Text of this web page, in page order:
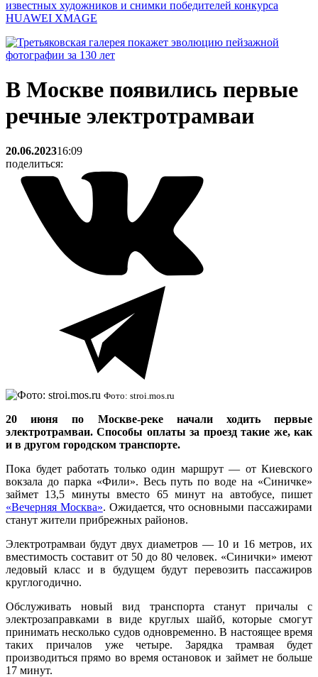
известных художников и снимки победителей конкурса
HUAWEI XMAGE
В Москве появились первые
речные электротрамваи
20.06.202316:09
поделиться:
Фото: stroi.mos.ru
20 июня по Москве-реке начали ходить первые
электротрамваи. Способы оплаты за проезд такие же, как
и в другом городском транспорте.
Пока будет работать только один маршрут — от Киевского
вокзала до парка «Фили». Весь путь по воде на «Синичке»
займет 13,5 минуты вместо 65 минут на автобусе, пишет
«Вечерняя Москва». Ожидается, что основными пассажирами
станут жители прибрежных районов.
Электротрамваи будут двух диаметров — 10 и 16 метров, их
вместимость составит от 50 до 80 человек. «Синички» имеют
ледовый класс и в будущем будут перевозить пассажиров
круглогодично.
Обслуживать новый вид транспорта станут причалы с
электрозаправками в виде круглых шайб, которые смогут
принимать несколько судов одновременно. В настоящее время
таких причалов уже четыре. Зарядка трамвая будет
производиться прямо во время остановок и займет не больше
17 минут.